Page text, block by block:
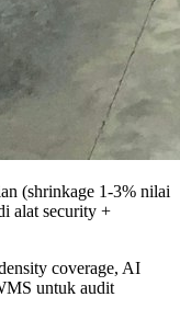
(shrinkage 1-3% nilai
alat security +
coverage, AI
untuk audit